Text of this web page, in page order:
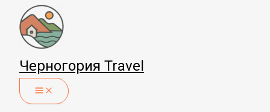
Перейти
содержимому
Черногория Travel